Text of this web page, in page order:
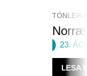
23.
LESA